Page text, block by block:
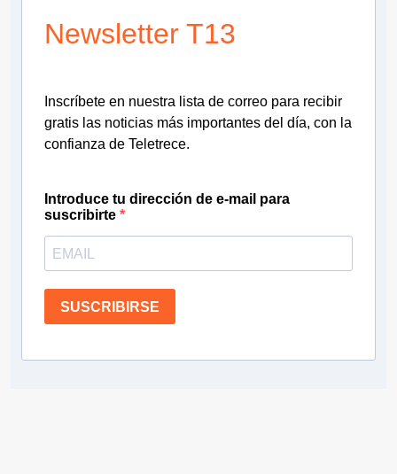
Newsletter T13
Inscríbete en nuestra lista de correo para recibir
gratis las noticias más importantes del día, con la
confianza de Teletrece.
Introduce tu dirección de e-mail para
suscribirte
SUSCRIBIRSE